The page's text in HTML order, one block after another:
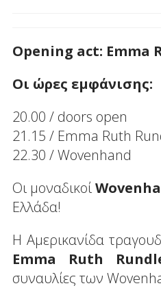
Opening act: Emma
Οι ώρες εμφάνισης:
20.00 / doors open
21.15 / Emma Ruth
22.30 / Wovenhand
Οι μοναδικοί
Ελλάδα!
Η Αμερικανίδα
Emma Ruth
συναυλίες των